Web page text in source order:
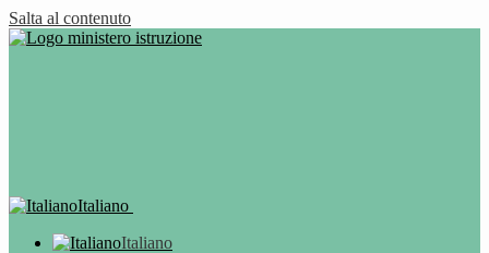
Salta al contenuto
Italiano
Italiano